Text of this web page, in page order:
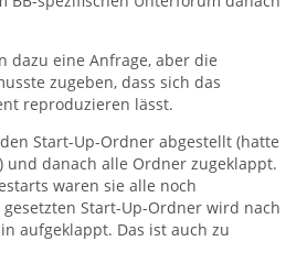
dazu eine Anfrage, aber die
zugeben, dass sich das
reproduzieren lässt.
Start-Up-Ordner abgestellt (hatte
und danach alle Ordner zugeklappt.
waren sie alle noch
Start-Up-Ordner wird nach
aufgeklappt. Das ist auch zu